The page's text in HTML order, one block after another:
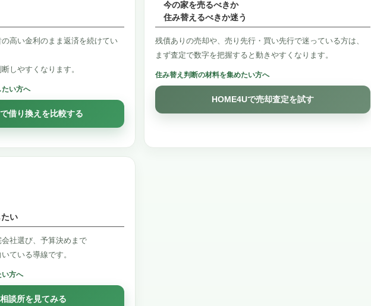
高い金利のまま返済を続けてい
しやすくなります。
たい方へ
借り換えを比較する
今の家を売るべきか
住み替えるべきか迷う
残債ありの売却や、売り先行・買い先行で迷っている方は、
まず査定で数字を把握すると動きやすくなります。
住み替え判断の材料を集めたい方へ
HOME4Uで売却査定を試す
い
社選び、予算決めまで
ている導線です。
い方へ
談所を見てみる